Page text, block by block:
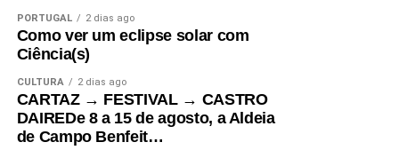
PORTUGAL 2 dias ago
Como ver um eclipse solar com
Ciência(s)
CULTURA 2 dias ago
CARTAZ → FESTIVAL → CASTRO
DAIREDe 8 a 15 de agosto, a Aldeia
de Campo Benfeit…